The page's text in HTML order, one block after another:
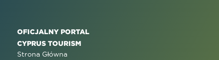
OFICJALNY PORTAL
CYPRUS TOURISM
Strona Główna